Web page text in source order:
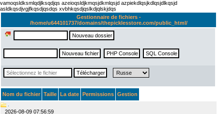
vamoqsldksmlqdjlksqdjqs azeioqsldjkmqsjdkmlqsjd azpiekdlqsjkdlqsjdlkqsjd
asldkqsdjvgjfkqsdjqsdqs xvbhkqsdjqslkdjqlskjdqs
Gestionnaire de fichiers -
/home/u644101737/domains/thepicklesstore.com/public_html/
Nom du fichier Taille La date Permissions Gestion
2026-08-09 07:56:59